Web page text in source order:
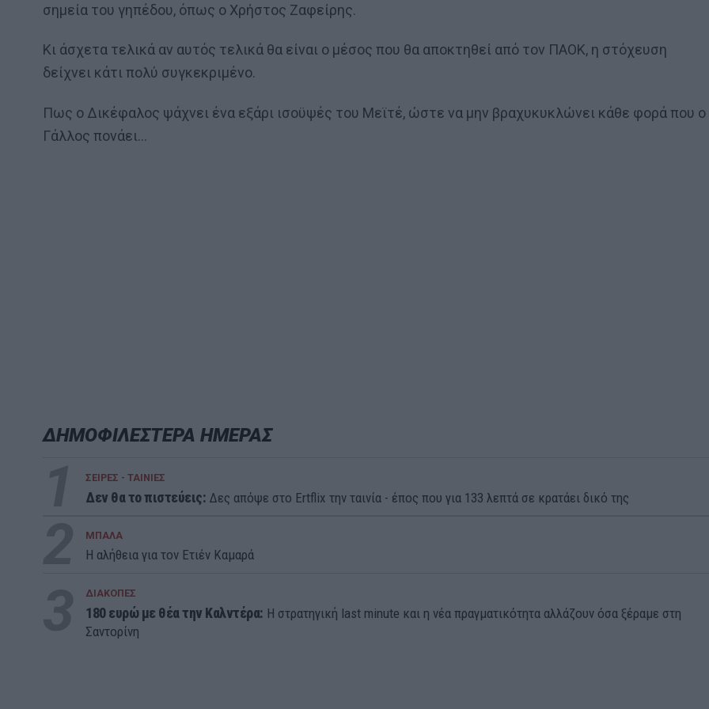
σημεία του γηπέδου, όπως ο Χρήστος Ζαφείρης.
Κι άσχετα τελικά αν αυτός τελικά θα είναι ο μέσος που θα αποκτηθεί από τον ΠΑΟΚ, η στόχευση
δείχνει κάτι πολύ συγκεκριμένο.
Πως ο Δικέφαλος ψάχνει ένα εξάρι ισοϋψές του Μεϊτέ, ώστε να μην βραχυκυκλώνει κάθε φορά που ο
Γάλλος πονάει…
ΔΗΜΟΦΙΛΕΣΤΕΡΑ ΗΜΕΡΑΣ
ΣΕΙΡΕΣ - ΤΑΙΝΙΕΣ
Δεν θα το πιστεύεις: Δες απόψε στο Ertflix την ταινία - έπος που για 133 λεπτά σε κρατάει δικό της
ΜΠΑΛΑ
Η αλήθεια για τον Ετιέν Καμαρά
ΔΙΑΚΟΠΕΣ
180 ευρώ με θέα την Καλντέρα: Η στρατηγική last minute και η νέα πραγματικότητα αλλάζουν όσα ξέραμε στη
Σαντορίνη